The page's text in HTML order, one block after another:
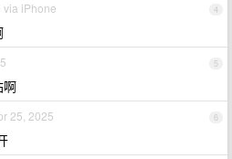
4
via iPhone
5
啊
6
25, 2025